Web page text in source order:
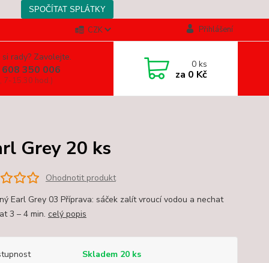
CZK Přihlášení
rady? Zavolejte.
350 006
7-15.30 hod.)
0ks
za 0 Kč
Grey 20 ks
Ohodnotit produkt
Earl Grey 03 Příprava: sáček zalít vroucí vodou a nechat
3 – 4 min. celý popis
Skladem 20 ks